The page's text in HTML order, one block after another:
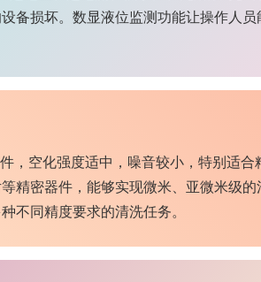
备损坏。数显液位监测功能让操作人员
，空化强度适中，噪音较小，特别适
精密器件，能够实现微米、亚微米级
不同精度要求的清洗任务。